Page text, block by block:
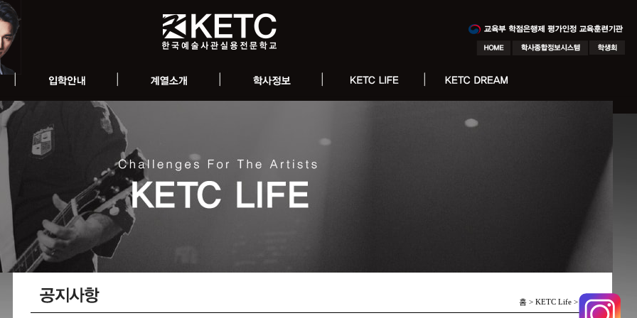
홈 > KETC Life > Notice